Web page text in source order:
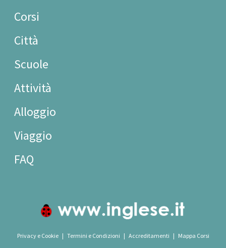
Corsi
Città
Scuole
Attività
Alloggio
Viaggio
FAQ
Privacy e Cookie | Termini e Condizioni | Accreditamenti | Mappa Corsi